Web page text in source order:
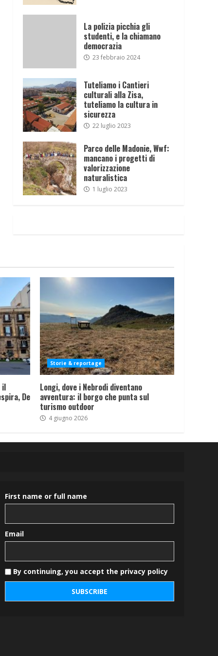
La polizia picchia gli
studenti, e la chiamano
democrazia
23 febbraio 2024
Tuteliamo i Cantieri
culturali alla Zisa,
tuteliamo la cultura in
sicurezza
22 luglio 2023
Parco delle Madonie, Wwf:
mancano i progetti di
valorizzazione
naturalistica
1 luglio 2023
il
De
Storie & reportage
Longi, dove i Nebrodi diventano
avventura: il borgo che punta sul
turismo outdoor
4 giugno 2026
First name or full name
Email
By continuing, you accept the privacy policy